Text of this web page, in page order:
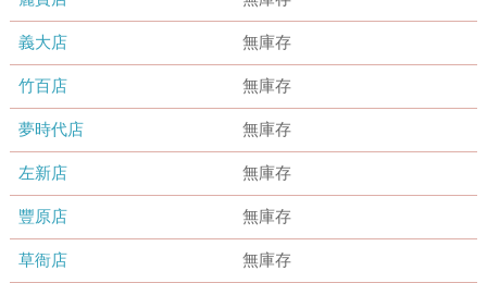
義大店 無庫存
竹百店 無庫存
夢時代店 無庫存
左新店 無庫存
豐原店 無庫存
草衙店 無庫存